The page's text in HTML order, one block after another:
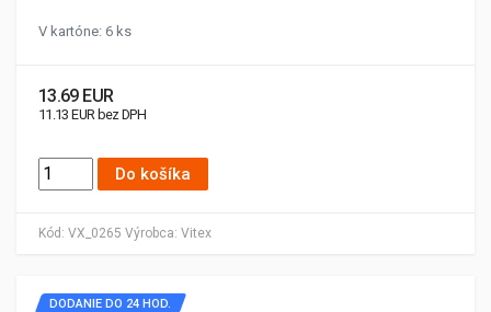
Kód: VX_0265 Výrobca: Vitex
V kartóne: 6 ks
13.69 EUR
11.13 EUR bez DPH
Do košíka
DODANIE DO 24 HOD.